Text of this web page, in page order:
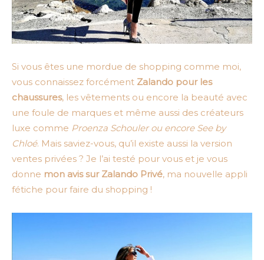
Si vous êtes une mordue de shopping comme moi,
vous connaissez forcément Zalando pour les
chaussures, les vêtements ou encore la beauté avec
une foule de marques et même aussi des créateurs
luxe comme Proenza Schouler ou encore See by
Chloé. Mais saviez-vous, qu’il existe aussi la version
ventes privées ? Je l’ai testé pour vous et je vous
donne mon avis sur Zalando Privé, ma nouvelle appli
fétiche pour faire du shopping !